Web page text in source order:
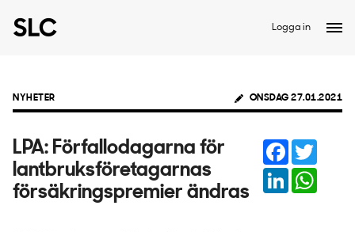
Logga in
NYHETER ONSDAG 27.01.2021
LPA: Förfallodagarna för
lantbruksföretagarnas
försäkringspremier ändras
Facebook
LinkedIn